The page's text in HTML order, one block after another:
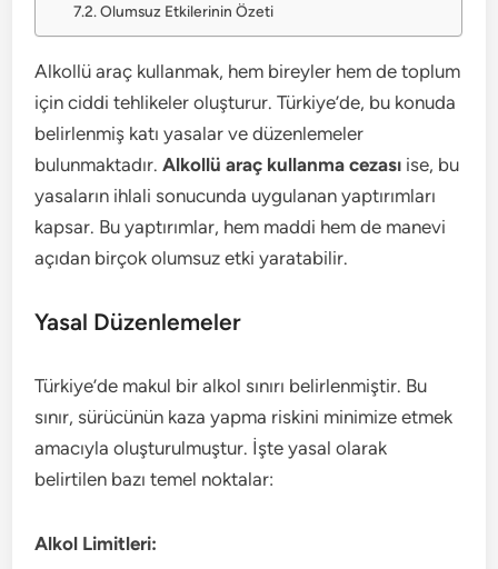
Olumsuz Etkilerinin Özeti
Alkollü araç kullanmak, hem bireyler hem de toplum
için ciddi tehlikeler oluşturur. Türkiye’de, bu konuda
belirlenmiş katı yasalar ve düzenlemeler
bulunmaktadır.Alkollü araç kullanma cezası ise, bu
yasaların ihlali sonucunda uygulanan yaptırımları
kapsar. Bu yaptırımlar, hem maddi hem de manevi
açıdan birçok olumsuz etki yaratabilir.
Yasal Düzenlemeler
Türkiye’de makul bir alkol sınırı belirlenmiştir. Bu
sınır, sürücünün kaza yapma riskini minimize etmek
amacıyla oluşturulmuştur. İşte yasal olarak
belirtilen bazı temel noktalar:
Alkol Limitleri: